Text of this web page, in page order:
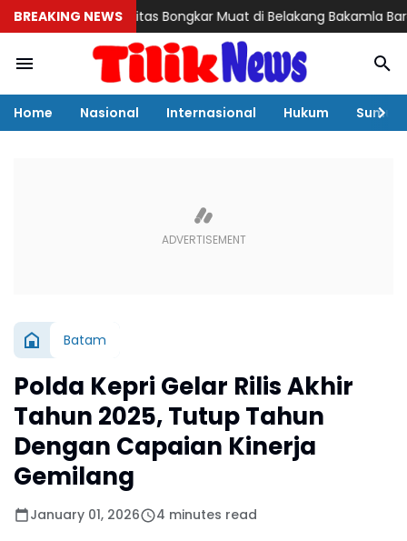
BREAKING NEWS
Aktivitas Bongkar Muat di Belakang Bakamla Barelang, Bea
Home Nasional Internasional Hukum Sumut
Batam
Polda Kepri Gelar Rilis Akhir
Tahun 2025, Tutup Tahun
Dengan Capaian Kinerja
Gemilang
January 01, 2026 4 minutes read